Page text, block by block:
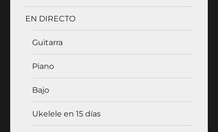
EN DIRECTO
Guitarra
Piano
Bajo
Ukelele en 15 días